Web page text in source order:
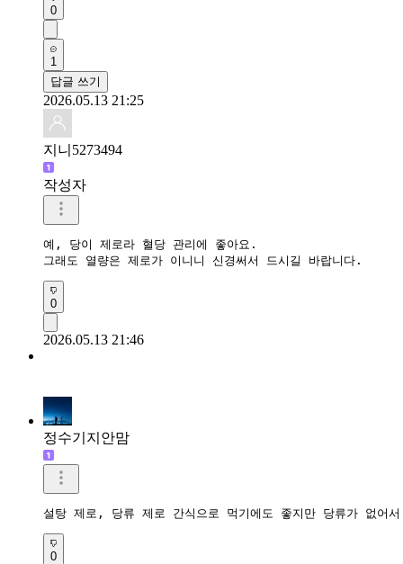
0
1
답글 쓰기
2026.05.13 21:25
지니5273494
작성자
예, 당이 제로라 혈당 관리에 좋아요.
그래도 열량은 제로가 이니니 신경써서 드시길 바랍니다.
0
2026.05.13 21:46
정수기지안맘
설탕 제로, 당류 제로 간식으로 먹기에도 좋지만 당류가 없어
0